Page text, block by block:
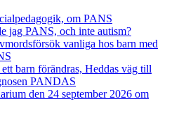
om PANS
jag PANS, och inte autism?
vanliga hos barn med
barn förändras, Heddas väg till
PANDAS
den 24 september 2026 om